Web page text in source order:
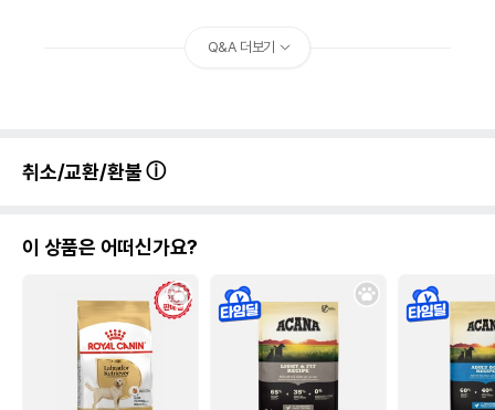
Q&A 더보기
취소/교환/환불
이 상품은 어떠신가요?